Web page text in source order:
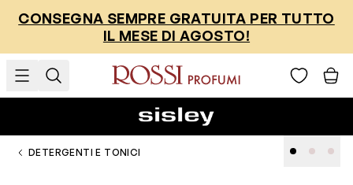
CONSEGNA SEMPRE GRATUITA PER TUTTO
IL MESE DI AGOSTO!
DETERGENTI E TONICI